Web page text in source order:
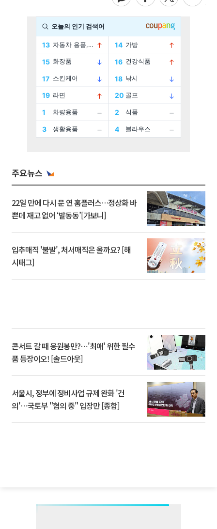
주요뉴스
22일 만에 다시 문 연 홈플러스…정상화 바
쁜데 재고 없어 ‘발동동’[가보니]
입추매직 '불발', 처서매직은 올까요? [해
시태그]
콘서트 갈 때 응원봉만?⋯'최애' 위한 필수
품 등장이오! [솔드아웃]
서울시, 정부에 정비사업 규제 완화 '건
의'⋯국토부 "협의 중" 입장만 [종합]